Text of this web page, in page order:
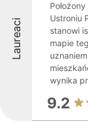
Laureaci
Ustroniu
stanowi
mapie
wynika
9.2